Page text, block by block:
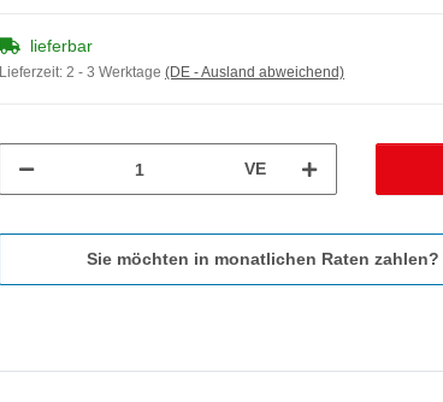
lieferbar
Lieferzeit: 2 - 3 Werktage (DE - Ausland abweichend)
VE
Sie möchten in monatlichen Raten zahlen?